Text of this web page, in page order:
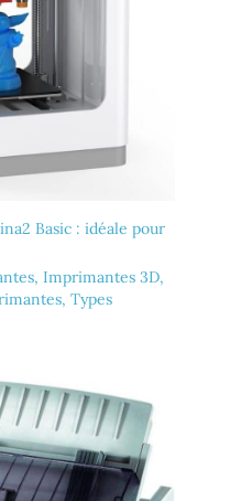
Basic : idéale pour
, Imprimantes 3D,
, Types